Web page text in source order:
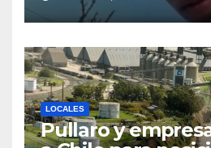
crimen y la causa
encamina al
LOCALES
Pullaro y